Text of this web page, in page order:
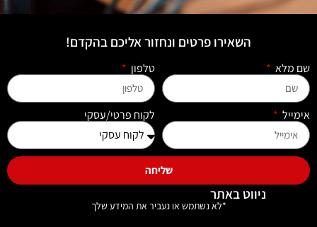
השאירו פרטים ונחזור אליכם בהקדם!
שם מלא טלפון
אימייל לקוח פרטי/עסקי
שליחה
*לא נשתמש או נעביר את המידע שלך
ניווט באתר